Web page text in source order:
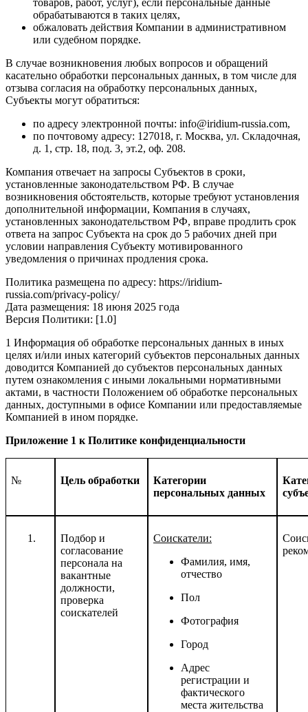
товаров, работ, услуг), если персональные данные
обрабатываются в таких целях,
обжаловать действия Компании в административном
или судебном порядке.
В случае возникновения любых вопросов и обращений
касательно обработки персональных данных, в том числе для
отзыва согласия на обработку персональных данных,
Субъекты могут обратиться:
по адресу электронной почты: info@iridium-russia.com,
по почтовому адресу: 127018, г. Москва, ул. Складочная,
д. 1, стр. 18, под. 3, эт.2, оф. 208.
Компания отвечает на запросы Субъектов в сроки,
установленные законодательством РФ. В случае
возникновения обстоятельств, которые требуют установления
дополнительной информации, Компания в случаях,
установленных законодательством РФ, вправе продлить срок
ответа на запрос Субъекта на срок до 5 рабочих дней при
условии направления Субъекту мотивированного
уведомления о причинах продления срока.
Политика размещена по адресу: https://iridium-
russia.com/privacy-policy/
Дата размещения: 18 июня 2025 года
Версия Политики: [1.0]
1 Информация об обработке персональных данных в иных
целях и/или иных категорий субъектов персональных данных
доводится Компанией до субъектов персональных данных
путем ознакомления с иными локальными нормативными
актами, в частности Положением об обработке персональных
данных, доступными в офисе Компании или предоставляемые
Компанией в ином порядке.
Приложение 1 к Политике конфиденциальности
№ Цель обработки
Категории
персональных данных
Подбор и
согласование
персонала на
вакантные
должности,
проверка
соискателей
Соискатели:
Фамилия, имя,
отчество
Пол
Фотография
Город
Адрес
регистрации и
фактического
места жительства